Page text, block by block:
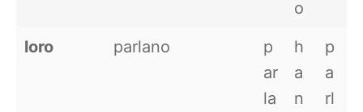
o
loro parlano
p
ar
la
h
a
n
p
a
rl